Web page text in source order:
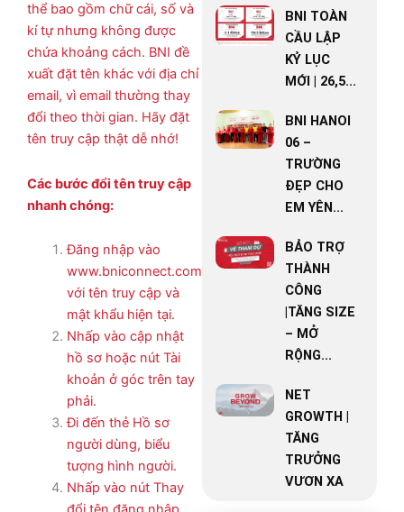
thể bao gồm chữ cái, số và
kí tự nhưng không được
chứa khoảng cách. BNI đề
xuất đặt tên khác với địa chỉ
email, vì email thường thay
đổi theo thời gian. Hãy đặt
tên truy cập thật dễ nhớ!
Các bước đổi tên truy cập
nhanh chóng:
Đăng nhập vào
www.bniconnect.com
với tên truy cập và
mật khẩu hiện tại.
Nhấp vào cập nhật
hồ sơ hoặc nút Tài
khoản ở góc trên tay
phải.
Đi đến thẻ Hồ sơ
người dùng, biểu
tượng hình người.
Nhấp vào nút Thay
BNI TOÀN
CẦU LẬP
KỶ LỤC
MỚI | 26,5...
BNI HANOI
06 –
TRƯỜNG
ĐẸP CHO
EM YÊN...
BẢO TRỢ
THÀNH
CÔNG
|TĂNG SIZE
– MỞ
RỘNG...
NET
GROWTH |
TĂNG
TRƯỞNG
VƯƠN XA